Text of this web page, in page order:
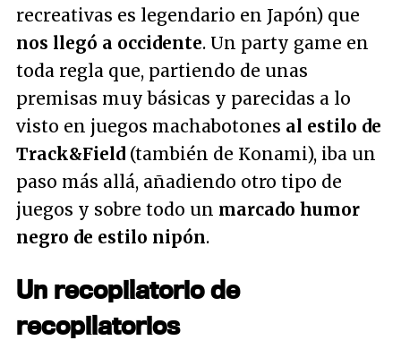
recreativas es legendario en Japón) que
nos llegó a occidente. Un party game en
toda regla que, partiendo de unas
premisas muy básicas y parecidas a lo
visto en juegos machabotones al estilo de
Track&Field (también de Konami), iba un
paso más allá, añadiendo otro tipo de
juegos y sobre todo un marcado humor
negro de estilo nipón.
Un recopilatorio de
recopilatorios